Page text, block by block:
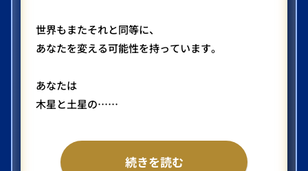
世界もまたそれと同等に、
あなたを変える可能性を持っています。
あなたは
木星と土星の……
続きを読む